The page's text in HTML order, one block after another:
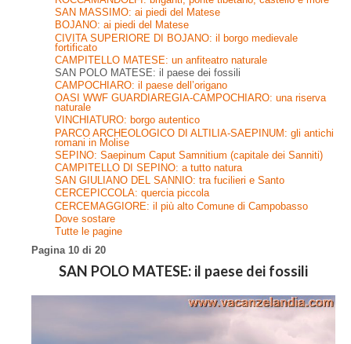
SAN MASSIMO: ai piedi del Matese
BOJANO: ai piedi del Matese
CIVITA SUPERIORE DI BOJANO: il borgo medievale
fortificato
CAMPITELLO MATESE: un anfiteatro naturale
SAN POLO MATESE: il paese dei fossili
CAMPOCHIARO: il paese dell’origano
OASI WWF GUARDIAREGIA-CAMPOCHIARO: una riserva
naturale
VINCHIATURO: borgo autentico
PARCO ARCHEOLOGICO DI ALTILIA-SAEPINUM: gli antichi
romani in Molise
SEPINO: Saepinum Caput Samnitium (capitale dei Sanniti)
CAMPITELLO DI SEPINO: a tutto natura
SAN GIULIANO DEL SANNIO: tra fucilieri e Santo
CERCEPICCOLA: quercia piccola
CERCEMAGGIORE: il più alto Comune di Campobasso
Dove sostare
Tutte le pagine
Pagina 10 di 20
SAN POLO MATESE: il paese dei fossili